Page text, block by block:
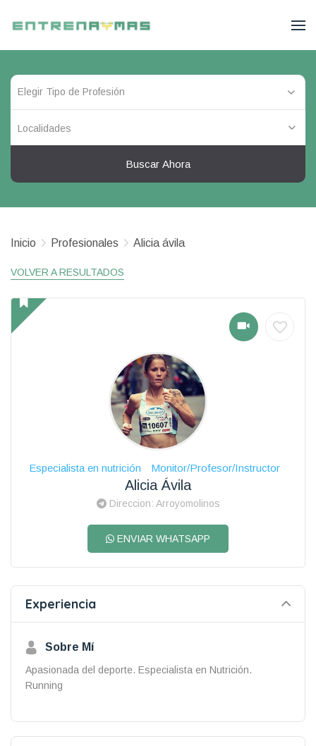
Localidades
Buscar Ahora
Inicio Profesionales Alicia ávila
VOLVER A RESULTADOS
Especialista en nutrición Monitor/Profesor/Instructor
Alicia Ávila
Direccion: Arroyomolinos
ENVIAR WHATSAPP
Experiencia
Sobre Mí
Apasionada del deporte. Especialista en Nutrición.
Running